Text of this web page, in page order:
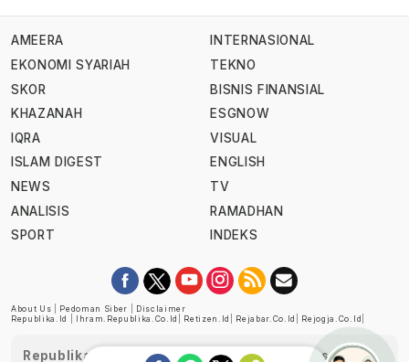
AMEERA
EKONOMI SYARIAH
SKOR
KHAZANAH
IQRA
ISLAM DIGEST
NEWS
ANALISIS
SPORT
INTERNASIONAL
TEKNO
BISNIS FINANSIAL
ESGNOW
VISUAL
ENGLISH
TV
RAMADHAN
INDEKS
About Us Pedoman Siber
Disclaimer
Republika.id
Ihram.republika.co.id Retizen.id Rejabar.co.id Rejogja.co.id
Republika telah diverifikasi oleh Dewan Pers